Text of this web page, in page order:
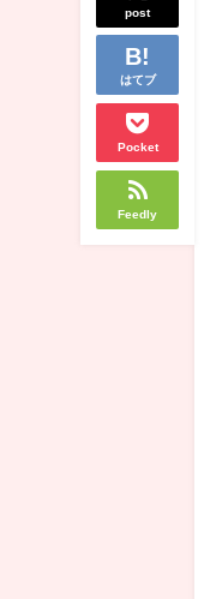
post
はてブ
Pocket
Feedly